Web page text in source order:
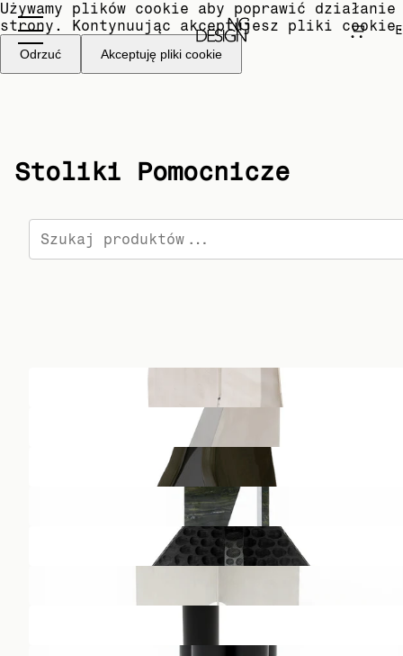
Używamy plików cookie aby poprawić działanie
strony. Kontynuując akceptujesz pliki
Odrzuć Akceptuję pliki cookie
Stoliki Pomocnicze